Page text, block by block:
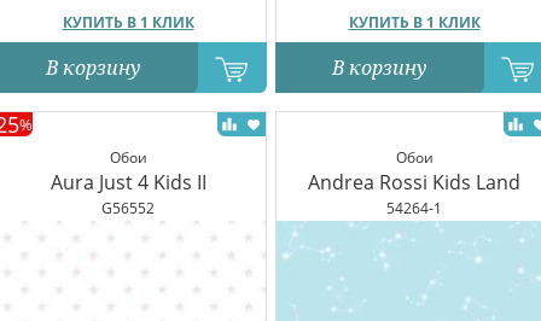
КУПИТЬ В 1 КЛИК
В корзину
КУПИТЬ В 1 КЛИК
В корзину
Обои
Aura Just 4 Kids II
G56552
%
Обои
Andrea Rossi Kids Land
54264-1